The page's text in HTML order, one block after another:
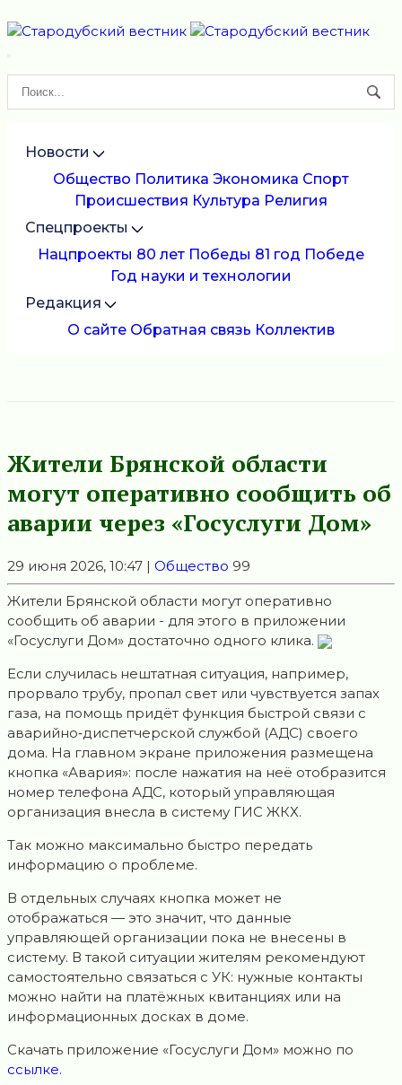
Новости
Общество Политика Экономика Спорт
Происшествия Культура Религия
Спецпроекты
Нацпроекты 80 лет Победы 81 год Победе
Год науки и технологии
Редакция
О сайте Обратная связь Коллектив
Жители Брянской области
могут оперативно сообщить об
аварии через «Госуслуги Дом»
29 июня 2026, 10:47 | Общество 99
Жители Брянской области могут оперативно
сообщить об аварии - для этого в приложении
«Госуслуги Дом» достаточно одного клика.
Если случилась нештатная ситуация, например,
прорвало трубу, пропал свет или чувствуется запах
газа, на помощь придёт функция быстрой связи с
аварийно‑диспетчерской службой (АДС) своего
дома. На главном экране приложения размещена
кнопка «Авария»: после нажатия на неё отобразится
номер телефона АДС, который управляющая
организация внесла в систему ГИС ЖКХ.
Так можно максимально быстро передать
информацию о проблеме.
В отдельных случаях кнопка может не
отображаться — это значит, что данные
управляющей организации пока не внесены в
систему. В такой ситуации жителям рекомендуют
самостоятельно связаться с УК: нужные контакты
можно найти на платёжных квитанциях или на
информационных досках в доме.
Скачать приложение «Госуслуги Дом» можно по
ссылке.